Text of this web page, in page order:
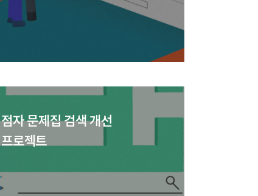
점자 문제집 검색 개선
프로젝트